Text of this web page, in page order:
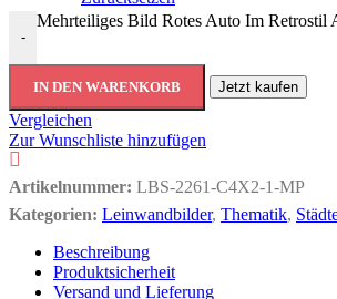
-
Mehrteiliges Bild Rotes Auto Im
IN DEN WARENKORB Jetzt kaufen
Vergleichen
Zur Wunschliste hinzufügen
Artikelnummer: LBS-2261-C4X2-1-MP
Kategorien: Leinwandbilder, Thematik,
Beschreibung
Produktsicherheit
Versand und Lieferung